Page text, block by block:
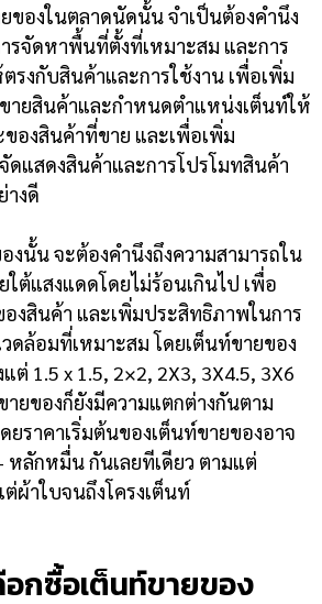
ของในตลาดนัดนั้น จำเป็นต้องคำนึง
รจัดหาพื้นที่ตั้งที่เหมาะสม และการ
รงกับสินค้าและการใช้งาน เพื่อเพิ่ม
ายสินค้าและกำหนดตำแหน่งเต็นท์ให้
องสินค้าที่ขาย และเพื่อเพิ่ม
ดแสดงสินค้าและการโปรโมทสินค้า
างดี
งนั้น จะต้องคำนึงถึงความสามารถใน
ต้แสงแดดโดยไม่ร้อนเกินไป เพื่อ
งสินค้า และเพิ่มประสิทธิภาพในการ
ดล้อมที่เหมาะสม โดยเต็นท์ขายของ
1.5 x 1.5, 2×2, 2X3, 3X4.5, 3X6
ยของก็ยังมีความแตกต่างกันตาม
ราคาเริ่มต้นของเต็นท์ขายของอาจ
หลักหมื่น กันเลยทีเดียว ตามแต่
ผ้าใบจนถึงโครงเต็นท์
อกซื้อเต็นท์ขายของ